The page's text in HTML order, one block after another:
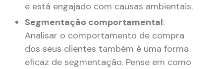
e está engajado com causas ambientais​.
Segmentação comportamental:
Analisar o comportamento de compra
dos seus clientes também é uma forma
eficaz de segmentação. Pense em como